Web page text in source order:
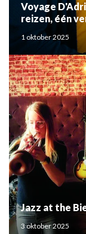
Voyage
reizen, één
Mouden
1 oktober 2025
Jazz at the
3 oktober 2025